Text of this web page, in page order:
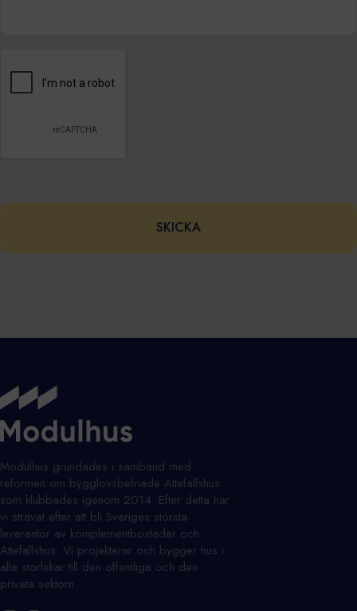
Modulhus grundades i samband med
reformen om bygglovsbefriade Attefallshus
som klubbades igenom 2014. Efter detta har
vi strävat efter att bli Sveriges största
leverantör av komplementbostäder och
Attefallshus. Vi projekterar och bygger hus i
alla storlekar till den offentliga och den
privata sektorn.